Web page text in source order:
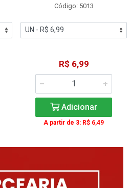
Código: 5013
R$ 6,99
Adicionar
A partir de 3: R$ 6,49